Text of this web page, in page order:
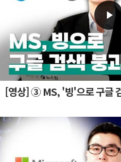
[영상] ③ MS, '빙'으로 구글